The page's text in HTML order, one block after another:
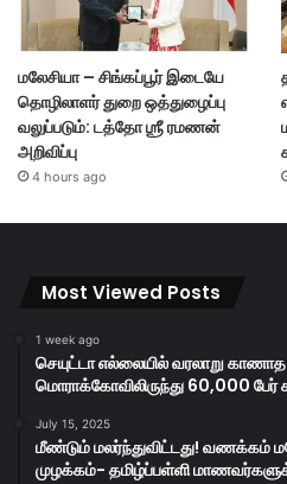
மலேசியா – சிங்கப்பூர் இடையே
தொழிலாளர் துறை ஒத்துழைப்பு
வலுப்படும்: டத்தோ ஶ்ரீ ரமணன்
அறிவிப்பு
4 hours ago
Most Viewed Posts
1 week ago
செயுட்டா எல்லையில் வரலாறு காணாத
மொராக்கோவிலிருந்து 60,000 பேர்
July 15, 2025
மீண்டும் மலர்ந்துவிட்டது! வணக்கம்
முழக்கம்- தமிழ்ப்பள்ளி